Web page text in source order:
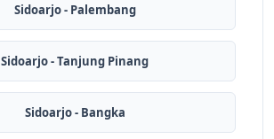
Sidoarjo - Palembang
Sidoarjo - Tanjung Pinang
Sidoarjo - Bangka